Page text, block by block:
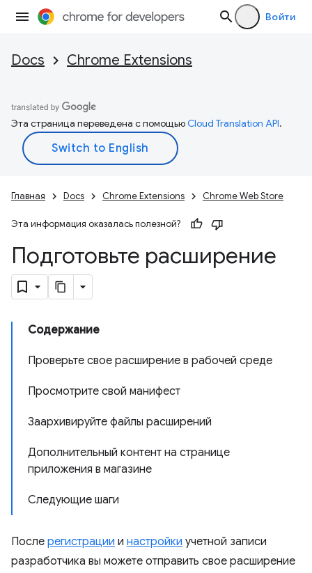
Войти
Docs Chrome Extensions
Эта страница переведена с помощьюCloud Translation API.
Главная Docs Chrome Extensions Chrome Web Store
Эта информация оказалась полезной?
Подготовьте расширение
Содержание
Проверьте свое расширение в рабочей среде
Просмотрите свой манифест
Заархивируйте файлы расширений
Дополнительный контент на странице
приложения в магазине
Следующие шаги
После регистрации и настройки учетной записи
разработчика вы можете отправить свое расширение